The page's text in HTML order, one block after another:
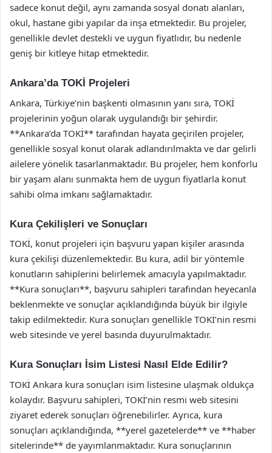
sadece konut değil, aynı zamanda sosyal donatı alanları,
okul, hastane gibi yapılar da inşa etmektedir. Bu projeler,
genellikle devlet destekli ve uygun fiyatlıdır, bu nedenle
geniş bir kitleye hitap etmektedir.
Ankara’da TOKİ Projeleri
Ankara, Türkiye’nin başkenti olmasının yanı sıra, TOKİ
projelerinin yoğun olarak uygulandığı bir şehirdir.
**Ankara’da TOKİ** tarafından hayata geçirilen projeler,
genellikle sosyal konut olarak adlandırılmakta ve dar gelirli
ailelere yönelik tasarlanmaktadır. Bu projeler, hem konforlu
bir yaşam alanı sunmakta hem de uygun fiyatlarla konut
sahibi olma imkanı sağlamaktadır.
Kura Çekilişleri ve Sonuçları
TOKİ, konut projeleri için başvuru yapan kişiler arasında
kura çekilişi düzenlemektedir. Bu kura, adil bir yöntemle
konutların sahiplerini belirlemek amacıyla yapılmaktadır.
**Kura sonuçları**, başvuru sahipleri tarafından heyecanla
beklenmekte ve sonuçlar açıklandığında büyük bir ilgiyle
takip edilmektedir. Kura sonuçları genellikle TOKİ’nin resmi
web sitesinde ve yerel basında duyurulmaktadır.
Kura Sonuçları İsim Listesi Nasıl Elde Edilir?
TOKİ Ankara kura sonuçları isim listesine ulaşmak oldukça
kolaydır. Başvuru sahipleri, TOKİ’nin resmi web sitesini
ziyaret ederek sonuçları öğrenebilirler. Ayrıca, kura
sonuçları açıklandığında, **yerel gazetelerde** ve **haber
sitelerinde** de yayımlanmaktadır. Kura sonuçlarının